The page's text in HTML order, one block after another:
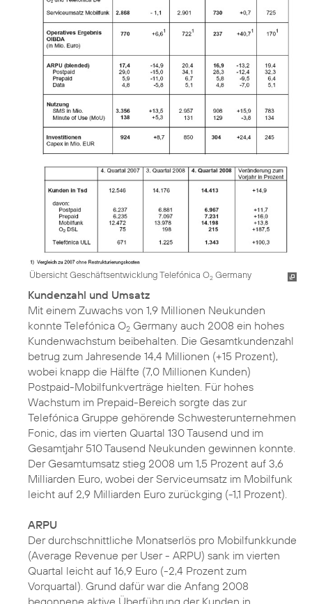
Übersicht Geschäftsentwicklung Telefónica O2 Germany
Kundenzahl und Umsatz
Mit einem Zuwachs von 1,9 Millionen Neukunden
konnte Telefónica O2 Germany auch 2008 ein hohes
Kundenwachstum beibehalten. Die Gesamtkundenzahl
betrug zum Jahresende 14,4 Millionen (+15 Prozent),
wobei knapp die Hälfte (7,0 Millionen Kunden)
Postpaid-Mobilfunkverträge hielten. Für hohes
Wachstum im Prepaid-Bereich sorgte das zur
Telefónica Gruppe gehörende Schwesterunternehmen
Fonic, das im vierten Quartal 130 Tausend und im
Gesamtjahr 510 Tausend Neukunden gewinnen konnte.
Der Gesamtumsatz stieg 2008 um 1,5 Prozent auf 3,6
Milliarden Euro, wobei der Serviceumsatz im Mobilfunk
leicht auf 2,9 Milliarden Euro zurückging (-1,1 Prozent).
ARPU
Der durchschnittliche Monatserlös pro Mobilfunkkunde
(Average Revenue per User - ARPU) sank im vierten
Quartal leicht auf 16,9 Euro (-2,4 Prozent zum
Vorquartal). Grund dafür war die Anfang 2008